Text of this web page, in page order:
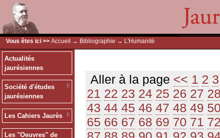
Vous êtes ici >> Accueil → Bibliographie → L'Humanité
Actualités
jaurésiennes
Société d'études
jaurésiennes
Les Cahiers Jaurès
Les "Oeuvres" de
Aller à la page << 1 2 3
21 22 23 24 25 26 27
43 44 45 46 47 48 49
65 66 67 68 69 70 71